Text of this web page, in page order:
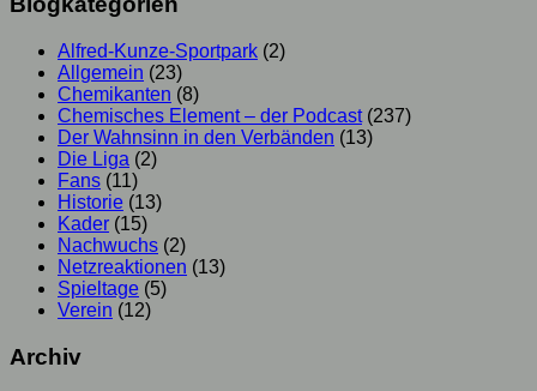
Alfred-Kunze-Sportpark (2)
Allgemein (23)
Chemikanten (8)
Chemisches Element – der Podcast(237)
Der Wahnsinn in den Verbänden (13)
Die Liga (2)
Fans (11)
Historie (13)
Kader (15)
Nachwuchs (2)
Netzreaktionen (13)
Spieltage (5)
Verein (12)
Archiv